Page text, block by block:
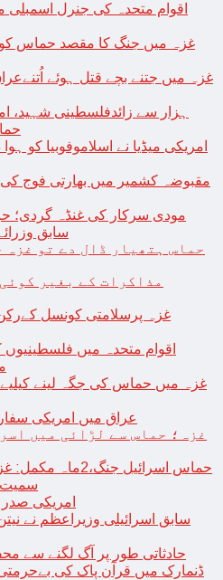
اقوام متحدہ کی جنرل
غزہ میں جنگ کا مقصد حماس
امریکی میڈیا نے اسلاموفوبیا کو
مقبوضہ کشمیر میں بھارتی فوج
مودی سرکار کی غنڈہ گردی؛
سابق
حماس ہتھیار ڈال دے تو غزہ
مذاکرات کے بغیر
غزہ پرسلامتی کونسل
غزہ میں حماس کی جگہ لینے کیلیے
عراق میں امریکی
غزہ؛ حماس سے لڑائی میں
سمیت16ہزارفلسطینی شہید
امریکی صدر
سابق اسرائیلی وزیراعظم نے
حادثاتی طور پر آگ لگنے سے
ڈنمارک میں قرآن پاک کی بےحرمتی